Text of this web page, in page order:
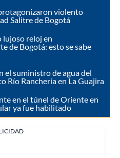
violento
Salitre de Bogotá
lujoso reloj en
de Bogotá: esto se sabe
el suministro de agua del
Río Ranchería en La Guajira
en el túnel de Oriente en
ya fue habilitado